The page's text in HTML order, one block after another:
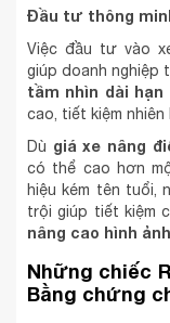
Đầu tư thông
Việc đầu tư vào
giúp doanh nghiệp
tầm nhìn dài hạn
cao, tiết kiệm nhiên
Dù giá xe nâng
có thể cao hơn
hiệu kém tên tuổi,
trội giúp tiết kiệm
nâng cao hình
Những chiếc
Bằng chứng